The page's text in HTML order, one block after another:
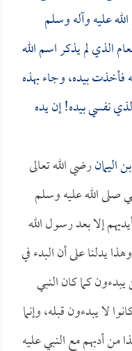
عليه وآله وسلم
الذي لم يذكر اسم الله
فأخذت بيده، وجاء بهذه
نفسي بيده! إن يده
اليمانرضي الله تعالى
صلى الله عليه وسلم
إلا بعد رسول الله
يدلنا على أن البدء في
كما كان النبي
لا يبدءون قبله، وإنما
من أدبهم مع النبي عليه